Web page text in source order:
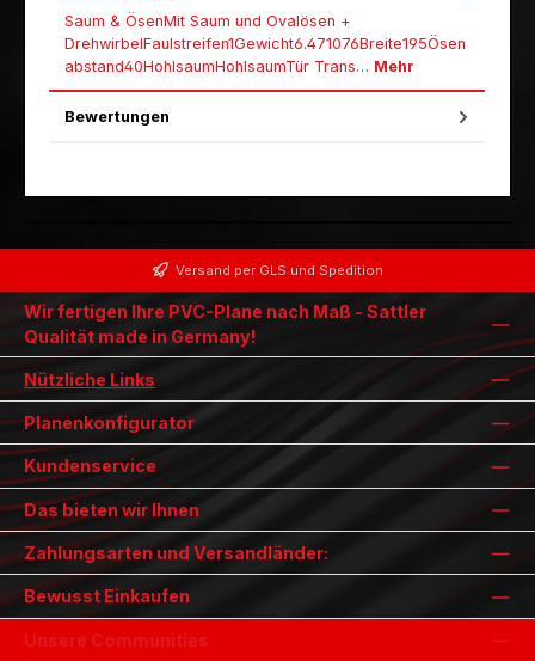
Saum & ÖsenMit Saum und Ovalösen +
DrehwirbelFaulstreifen1Gewicht6.471076Breite195Ösen
abstand40HohlsaumHohlsaumTür Trans… Mehr
Bewertungen
Versand per GLS und Spedition
Wir fertigen Ihre PVC-Plane nach Maß - Sattler
Qualität made in Germany!
Nützliche Links
Planenkonfigurator
Kundenservice
Das bieten wir Ihnen
Zahlungsarten und Versandländer:
Bewusst Einkaufen
Unsere Communities